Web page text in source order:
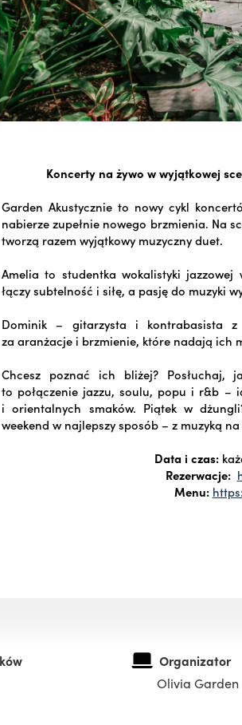
Koncerty na żywo w wyjątkowej
Garden Akustycznie to nowy cykl
nabierze zupełnie nowego brzmienia. Na
tworzą razem wyjątkowy muzyczny duet.
Amelia to studentka wokalistyki jazzowej
łączy subtelność i siłę, a pasję do muzyki
Dominik – gitarzysta i kontrabasista
za aranżacje i brzmienie, które nadają ich
Chcesz poznać ich bliżej? Posłuchaj,
to połączenie jazzu, soulu, popu i r&b –
i orientalnych smaków. Piątek w
weekend w najlepszy sposób – z muzyką
Data i czas:
Rezerwacje:
Menu:
Organizator
Olivia Garden